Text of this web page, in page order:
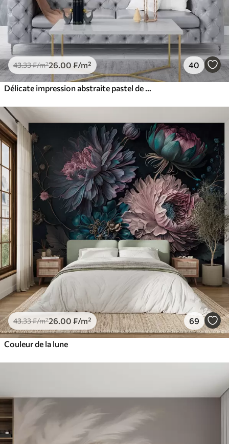
43.33₣/m²26 .00 ₣/m² 40
43.33₣/m²26 .00 ₣/m² 69
Couleur de la lune